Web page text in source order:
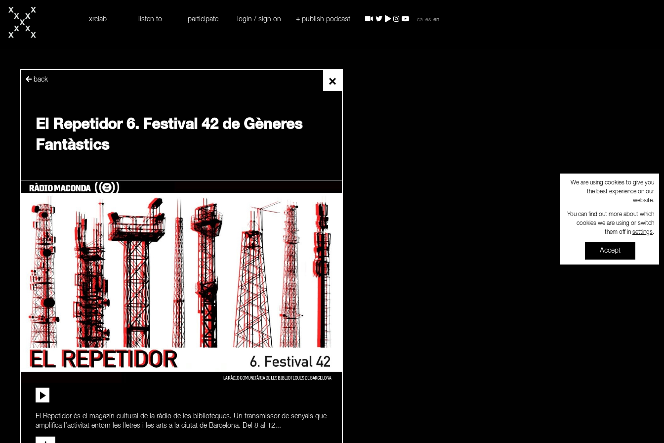
xrclab listen to participate login / sign on + publish podcast ca es en
×
back
El Repetidor 6. Festival 42 de Gèneres
Fantàstics
El Repetidor és el magazín cultural de la ràdio de les biblioteques. Un transmissor de senyals que
amplifica l’activitat entorn les lletres i les arts a la ciutat de Barcelona. Del 8 al 12...
We are using cookies to give you
the best experience on our
website.
You can find out more about which
cookies we are using or switch
them off in settings.
Accept